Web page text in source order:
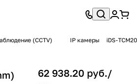
(CCTV) IP камеры iDS-
62 938.20 руб./